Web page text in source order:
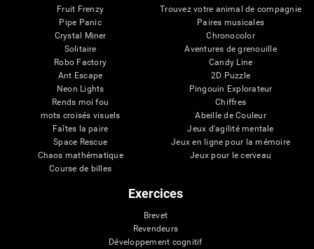
Fruit Frenzy
Pipe Panic
Crystal Miner
Solitaire
Robo Factory
Ant Escape
Neon Lights
Rends moi fou
mots croisés visuels
Faîtes la paire
Space Rescue
Chaos mathématique
Course de billes
Trouvez votre animal de compagnie
Paires musicales
Chronocolor
Aventures de grenouille
Candy Line
2D Puzzle
Pingouin Explorateur
Chiffres
Abeille de Couleur
Jeux d'agilité mentale
Jeux en ligne pour la mémoire
Jeux pour le cerveau
Exercices
Brevet
Revendeurs
Développement cognitif